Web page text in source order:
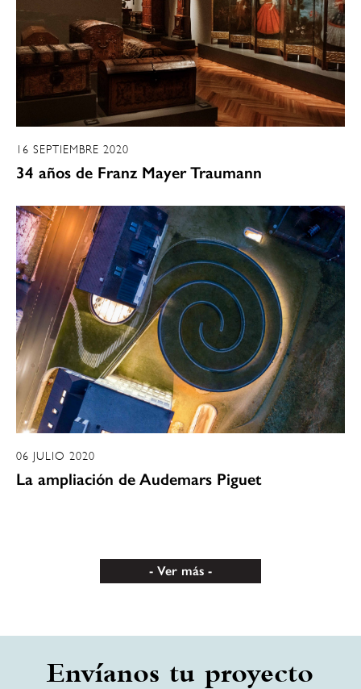
16 SEPTIEMBRE 2020
34 años de Franz Mayer Traumann
06 JULIO 2020
La ampliación de Audemars Piguet
Ver más
Envíanos tu proyecto